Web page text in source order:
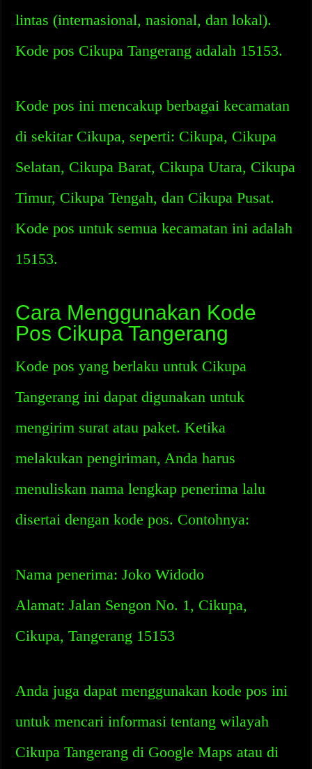
lintas (internasional, nasional, dan lokal).
Kode pos Cikupa Tangerang adalah 15153.
Kode pos ini mencakup berbagai kecamatan
di sekitar Cikupa, seperti: Cikupa, Cikupa
Selatan, Cikupa Barat, Cikupa Utara, Cikupa
Timur, Cikupa Tengah, dan Cikupa Pusat.
Kode pos untuk semua kecamatan ini adalah
15153.
Cara Menggunakan Kode
Pos Cikupa Tangerang
Kode pos yang berlaku untuk Cikupa
Tangerang ini dapat digunakan untuk
mengirim surat atau paket. Ketika
melakukan pengiriman, Anda harus
menuliskan nama lengkap penerima lalu
disertai dengan kode pos. Contohnya:
Nama penerima: Joko Widodo
Alamat: Jalan Sengon No. 1, Cikupa,
Cikupa, Tangerang 15153
Anda juga dapat menggunakan kode pos ini
untuk mencari informasi tentang wilayah
Cikupa Tangerang di Google Maps atau di